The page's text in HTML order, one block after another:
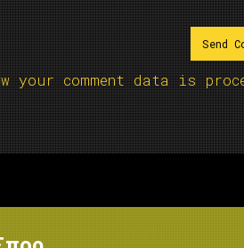
your comment data is